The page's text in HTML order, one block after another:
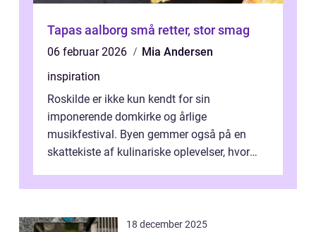
Tapas aalborg små retter, stor smag
06 februar 2026
Mia Andersen
inspiration
Roskilde er ikke kun kendt for sin
imponerende domkirke og årlige
musikfestival. Byen gemmer også på en
skattekiste af kulinariske oplevelser, hvor
18 december 2025